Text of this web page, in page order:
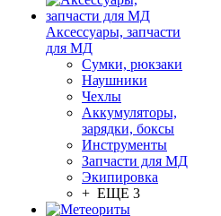
Аксессуары, запчасти
для МД
Сумки, рюкзаки
Наушники
Чехлы
Аккумуляторы,
зарядки, боксы
Инструменты
Запчасти для МД
Экипировка
+ ЕЩЕ 3